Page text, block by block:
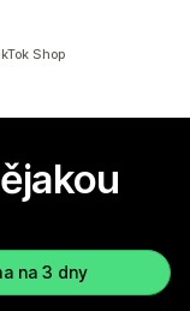
Shop
na 3 dny